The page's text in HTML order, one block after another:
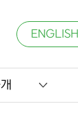
ENGLISH